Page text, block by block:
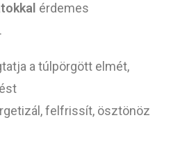
érdemes
a túlpörgött elmét,
felfrissít, ösztönöz